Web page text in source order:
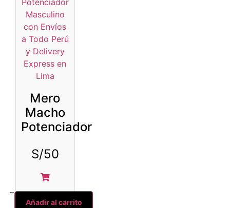
Mero
Macho
Potenciador
S/50
Añadir al carrito